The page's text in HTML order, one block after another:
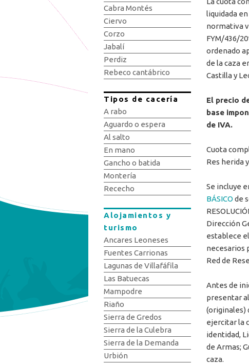
liquidada
normativa
FYM/436/
ordenado
de la caza
Castilla y
El precio
base
de IVA.
Cuota
Res herida
Se incluye
BÁSICO de
Dirección
establece
necesarios
Red de
Antes de
presentar
(originales)
ejercitar la
identidad,
de Armas;
caza.
Cabra Montés
Ciervo
Corzo
Jabalí
Perdiz
Rebeco cantábrico
Tipos de cacería
A rabo
Aguardo o espera
Al salto
En mano
Gancho o batida
Montería
Rececho
Alojamientos y
turismo
Ancares Leoneses
Fuentes Carrionas
Lagunas de Villafáfila
Las Batuecas
Mampodre
Riaño
Sierra de Gredos
Sierra de la Culebra
Sierra de la Demanda
Urbión